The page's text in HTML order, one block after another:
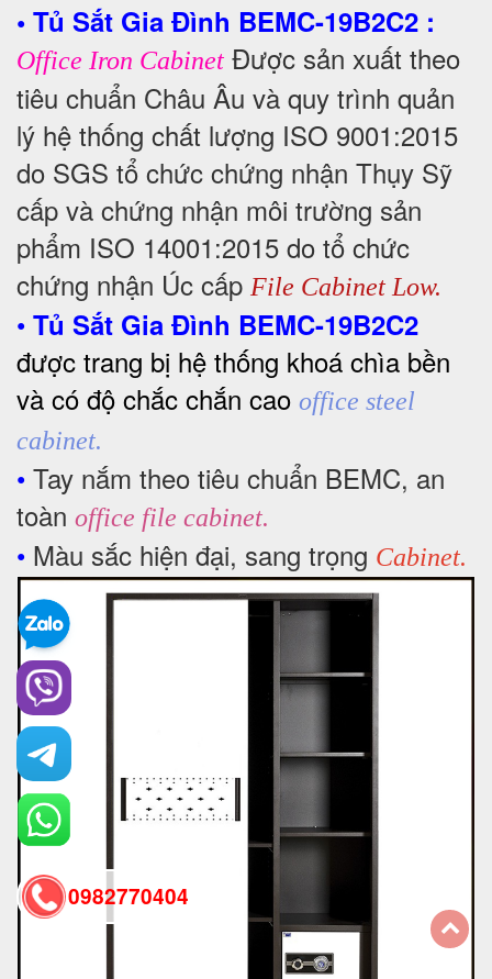
• Tủ Sắt Gia Đình BEMC-19B2C2 :
Office Iron Cabinet Được sản xuất theo
tiêu chuẩn Châu Âu và quy trình quản
lý hệ thống chất lượng ISO 9001:2015
do SGS tổ chức chứng nhận Thụy Sỹ
cấp và chứng nhận môi trường sản
phẩm ISO 14001:2015 do tổ chức
chứng nhận Úc cấp File Cabinet Low.
• Tủ Sắt Gia Đình BEMC-19B2C2
được trang bị hệ thống khoá chìa bền
và có độ chắc chắn cao office steel
cabinet.
• Tay nắm theo tiêu chuẩn BEMC, an
toàn office file cabinet.
• Màu sắc hiện đại, sang trọng Cabinet.
0982770404